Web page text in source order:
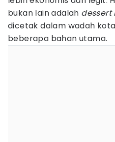
bukan lain adalah dessert
dicetak dalam wadah
beberapa bahan utama.